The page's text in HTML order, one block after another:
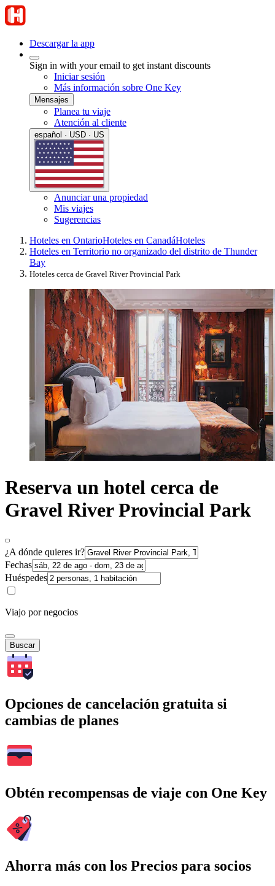
Descargar la app
Sign in with your email to get instant discounts
Iniciar sesión
Más información sobre One Key
Mensajes
Planea tu viaje
Atención al cliente
español · USD · US
Anunciar una propiedad
Mis viajes
Sugerencias
Hoteles en OntarioHoteles en CanadáHoteles
Hoteles en Territorio no organizado del distrito de Thunder
Bay
Hoteles cerca de Gravel River Provincial Park
Reserva un hotel cerca de
Gravel River Provincial Park
¿A dónde quieres ir?
Fechas
Huéspedes
Viajo por negocios
Buscar
Opciones de cancelación gratuita si
cambias de planes
Obtén recompensas de viaje con One Key
Ahorra más con los Precios para socios